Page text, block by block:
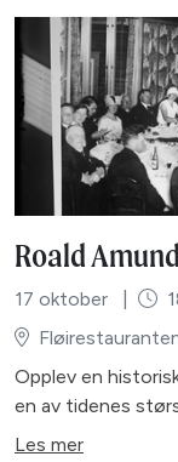
Roald
17 oktober
Opplev en
en av tidenes
Les mer